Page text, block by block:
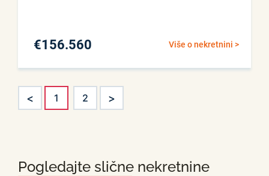
Više o nekretnini >
€156.560
< 1 2 >
Pogledajte slične nekretnine